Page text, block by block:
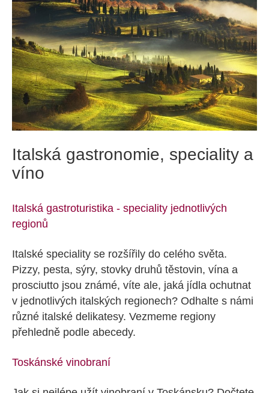
Italská gastronomie, speciality a
víno
Italská gastroturistika - speciality jednotlivých
regionů
Italské speciality se rozšířily do celého světa.
Pizzy, pesta, sýry, stovky druhů těstovin, vína a
prosciutto jsou známé, víte ale, jaká jídla ochutnat
v jednotlivých italských regionech? Odhalte s námi
různé italské delikatesy. Vezmeme regiony
přehledně podle abecedy.
Toskánské vinobraní